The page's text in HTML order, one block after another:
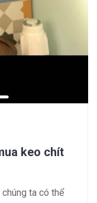
keo chít
ta có thể